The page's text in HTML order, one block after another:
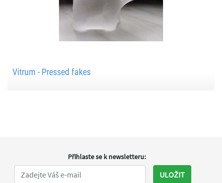
Vitrum - Pressed fakes
Přihlaste se k newsletteru:
ULOŽIT